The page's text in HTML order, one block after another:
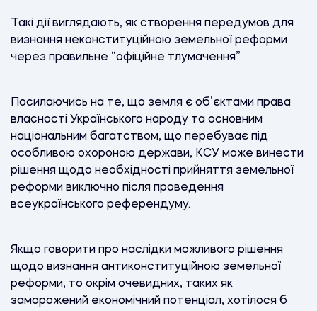
Такі дії виглядають, як створення передумов для
визнання неконституційною земельної реформи
через правильне “офіційне тлумачення”.
Посилаючись на те, що земля є об’єктами права
власності Українського народу та основним
національним багатством, що перебуває під
особливою охороною держави, КСУ може винести
рішення щодо необхідності прийняття земельної
реформи виключно після проведення
всеукраїнського референдуму.
Якщо говорити про наслідки можливого рішення
щодо визнання антиконституційною земельної
реформи, то окрім очевидних, таких як
заморожений економічний потенціал, хотілося б